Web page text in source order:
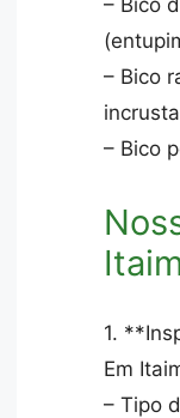
– Bico
– Bico
– Bico
1.
Em
– Tipo